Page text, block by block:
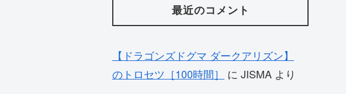
最近のコメント
【ドラゴンズドグマ ダークアリズン】
のトロセツ［100時間］
に JISMA より